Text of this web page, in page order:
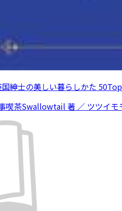
紳士の美しい暮らしかた
喫茶Swallowtail 著 ／ ツツイ